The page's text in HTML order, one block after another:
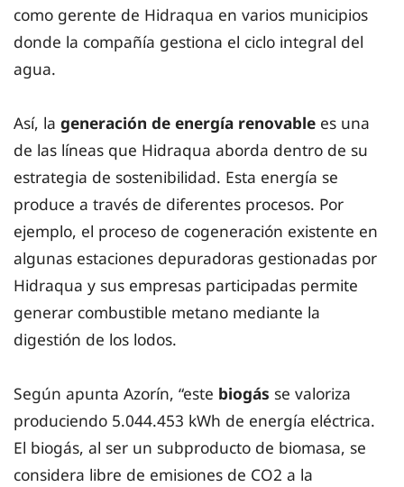
como gerente de Hidraqua en varios municipios
donde la compañía gestiona el ciclo integral del
agua.
Así, la generación de energía renovable es una
de las líneas que Hidraqua aborda dentro de su
estrategia de sostenibilidad. Esta energía se
produce a través de diferentes procesos. Por
ejemplo, el proceso de cogeneración existente en
algunas estaciones depuradoras gestionadas por
Hidraqua y sus empresas participadas permite
generar combustible metano mediante la
digestión de los lodos.
Según apunta Azorín, “este biogás se valoriza
produciendo 5.044.453 kWh de energía eléctrica.
El biogás, al ser un subproducto de biomasa, se
considera libre de emisiones de CO2 a la